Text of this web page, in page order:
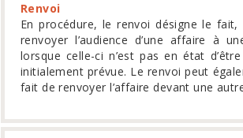
Renvoi
En procédure, le renvoi désigne le
renvoyer l’audience d’une affaire à
lorsque celle-ci n’est pas en état
initialement prévue. Le renvoi peut
fait de renvoyer l’affaire devant une